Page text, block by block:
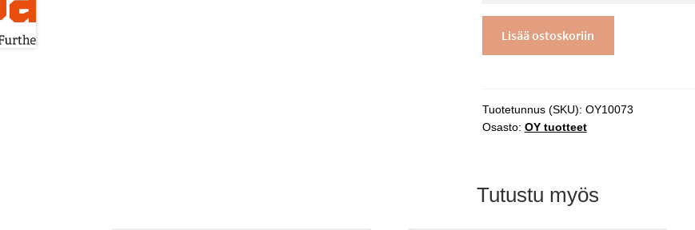
vedenedistäjä
(teoria)
Lisää ostoskoriin
Tuotetunnus (SKU): OY10073
Osasto: OY tuotteet
Tutustu myös